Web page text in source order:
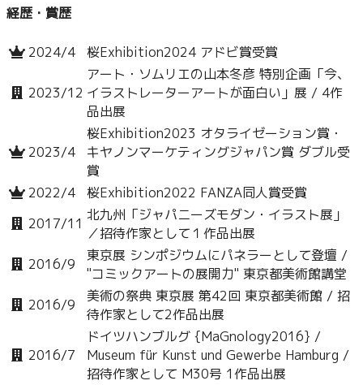
経歴・賞歴
2024/4 桜Exhibition2024 アドビ賞受賞
2023/12
アート・ソムリエの山本冬彦 特別企画「今、
イラストレーターアートが面白い」展 / 4作
品出展
2023/4
桜Exhibition2023 オタライゼーション賞・
キヤノンマーケティングジャパン賞 ダブル受
賞
2022/4
桜Exhibition2022 FANZA同人賞受賞
2017/11 北九州「ジャパニーズモダン・イラスト展」
／招待作家として１作品出展
2016/9
東京展 シンポジウムにパネラーとして登壇 /
"コミックアートの展開力" 東京都美術館講堂
2016/9
美術の祭典 東京展 第42回 東京都美術館 / 招
待作家として2作品出展
2016/7
ドイツハンブルグ {MaGnology2016} /
Museum für Kunst und Gewerbe Hamburg /
招待作家として M30号 1作品出展